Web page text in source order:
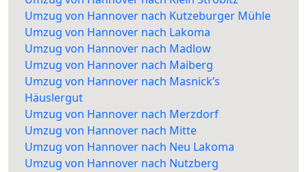
Umzug von Hannover nach Kutzeburger Mühle
Umzug von Hannover nach Lakoma
Umzug von Hannover nach Madlow
Umzug von Hannover nach Maiberg
Umzug von Hannover nach Masnick’s
Häuslergut
Umzug von Hannover nach Merzdorf
Umzug von Hannover nach Mitte
Umzug von Hannover nach Neu Lakoma
Umzug von Hannover nach Nutzberg